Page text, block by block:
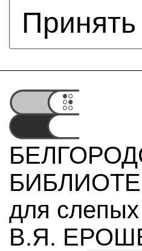
Принять
для
В.Я.